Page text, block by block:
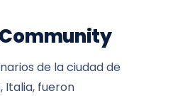
de la ciudad de
Italia, fueron